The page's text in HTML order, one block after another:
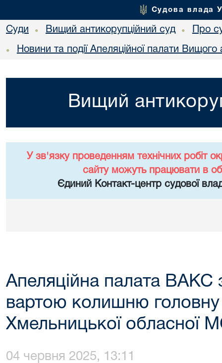
Судова влада
Суди • Вищий антикорупційний суд • Про
• Новини та події Апеляційної палати Вищого
Вищий
У зв'язку проведенням технічних робіт
сайту можуть працювати в
Єдиний Контакт-центр судової
Апеляційна палата ВАКС
вартою колишню головну
Хмельницької обласної
04 червня 2025, 13:11